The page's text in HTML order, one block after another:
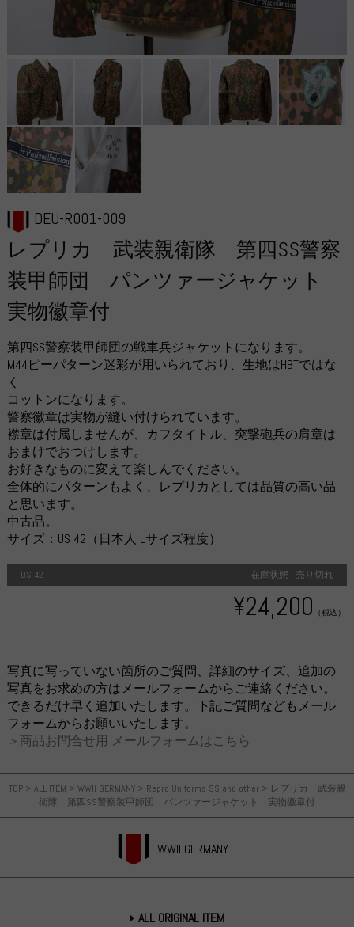
TOP> ALL ITEM > WWII GERMANY> Repro Uniforms SS and other > レプリカ 武装親
衛隊 第四SS警察装甲師団 パンツァージャケット 実物徽章付
WWII GERMANY
ALL ORIGINAL ITEM
DEU-R001-009
レプリカ 武装親衛隊 第四SS警察
装甲師団 パンツァージャケット
実物徽章付
第四SS警察装甲師団の戦車兵ジャケットになります。
M44ピーパターン迷彩が用いられており、生地はHBTではな
く
コットンになります。
警察徽章は実物が縫い付けられています。
襟章は付属しませんが、カフタイトル、突撃砲兵の肩章は
おまけでおつけします。
お好きなものに変えて楽しんでください。
全体的にパターンもよく、レプリカとしては品質の高い品
と思います。
中古品。
サイズ：US 42（日本人 Lサイズ程度）
US 42 在庫状態 : 売り切れ
¥24,200 （税込）
写真に写っていない箇所のご質問、詳細のサイズ、追加の
写真をお求めの方はメールフォームからご連絡ください。
できるだけ早く追加いたします。下記ご質問などもメール
フォームからお願いいたします。
＞商品お問合せ用 メールフォームはこちら